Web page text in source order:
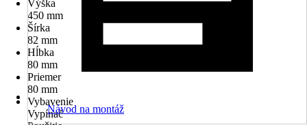
Výška
450 mm
Šírka
82 mm
Hĺbka
80 mm
Priemer
80 mm
Vybavenie
VypínačNávod na montáž